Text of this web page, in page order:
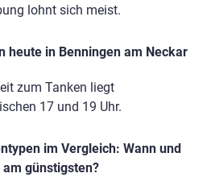
lohnt sich meist.
heute in Benningen am Neckar
zum Tanken liegt
17 und 19 Uhr.
im Vergleich: Wann und
günstigsten?